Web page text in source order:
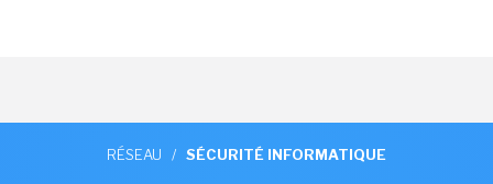
RÉSEAU / SÉCURITÉ INFORMATIQUE